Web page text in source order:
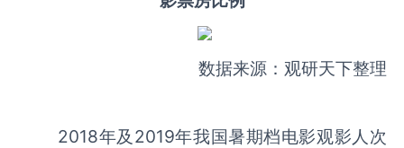
数据来源：观研天下整理
2018年及2019年我国暑期档电影观影人次